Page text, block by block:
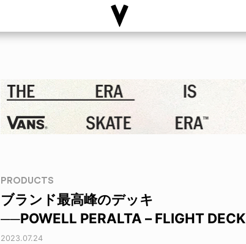
PRODUCTS
ブランド最高峰のデッキ
──POWELL PERALTA – FLIGHT DECK
2023.07.24